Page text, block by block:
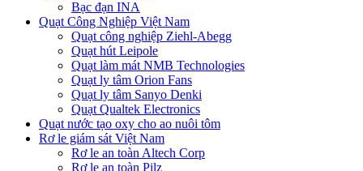
Bạc đạn INA
Quạt Công Nghiệp Việt Nam
Quạt công nghiệp Ziehl-Abegg
Quạt hút Leipole
Quạt làm mát NMB Technologies
Quạt ly tâm Orion Fans
Quạt ly tâm Sanyo Denki
Quạt Qualtek Electronics
Quạt nước tạo oxy cho ao nuôi tôm
Rơ le giám sát Việt Nam
Rơ le an toàn Altech Corp
Rơ le an toàn Pilz